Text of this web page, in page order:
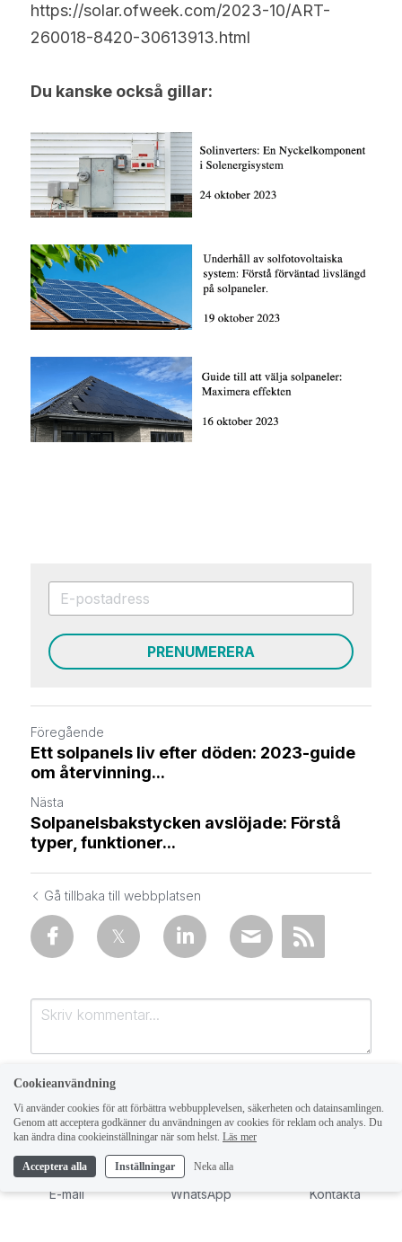
https://solar.ofweek.com/2023-10/ART-
260018-8420-30613913.html
Du kanske också gillar:
PRENUMERERA
Föregående
Ett solpanels liv efter döden: 2023-guide
om återvinning...
Nästa
Solpanelsbakstycken avslöjade: Förstå
typer, funktioner...
Gå tillbaka till webbplatsen
Skicka Annullera
E-mail WhatsApp Kontakta
Cookieanvändning
Vi använder cookies för att förbättra webbupplevelsen, säkerheten och datainsamlingen.
Genom att acceptera godkänner du användningen av cookies för reklam och analys. Du
kan ändra dina cookieinställningar när som helst. Läs mer
Acceptera alla Inställningar Neka alla